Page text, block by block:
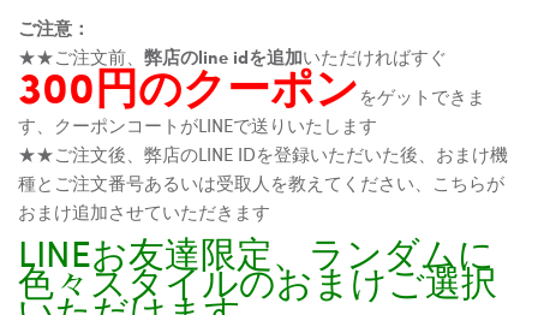
ご注意：
★★ご注文前、 弊店のline idを追加いただければすぐ
300円のクーポンをゲットできま
す、クーポンコートがLINEで送りいたします
★★ご注文後、弊店のLINE IDを登録いただいた後、おまけ機
種とご注文番号あるいは受取人を教えてください、こちらが
おまけ追加させていただきます
LINEお友達限定、ランダムに
色々スタイルのおまけご選択